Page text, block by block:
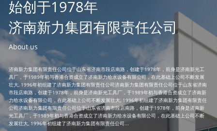
始创于1978年
济南新力集团有限责任公司
About us
济南新力集团有限责任公司位于山东省济南市段店南路，创建于1978年，前身是济南新光工
具厂，于1989年初与香港合资成立了济南新力给水设备有限公司，在此基础上公司不断发展
壮大, 1996年初组建了济南新力集团有限责任公司济南新力集团有限责任公司位于山东省济南
市段店南路，创建于1978年，前身是济南新光工具厂，于1989年初与香港合资成立了济南新
力给水设备有限公司，在此基础上公司不断发展壮大, 1996年初组建了济南新力集团有限责任
公司济南新力集团有限责任公司位于山东省济南市段店南路，创建于1978年，前身是济南新
光工具厂，于1989年初与香港合资成立了济南新力给水设备有限公司，在此基础上公司不断
发展壮大, 1996年初组建了济南新力集团有限责任公司...